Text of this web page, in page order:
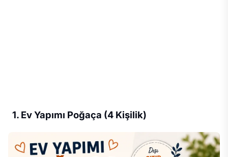
1. Ev Yapımı Poğaça (4 Kişilik)